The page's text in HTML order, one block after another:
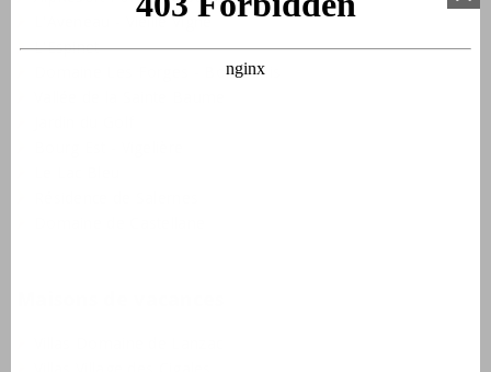
L'Aveneau - Vieille Vigne
L'Espinet
Domaine Les Forges - Bois Senis